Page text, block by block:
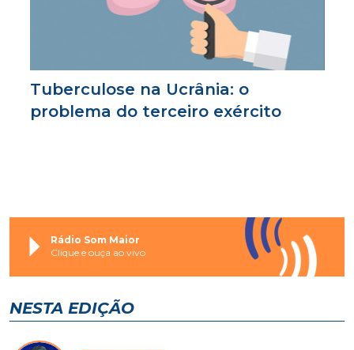
Tuberculose na Ucrânia: o
problema do terceiro exército
Rádio Som Maior
Clique e ouça ao vivo
NESTA EDIÇÃO